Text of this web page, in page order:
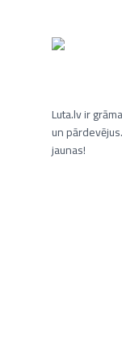
Luta.lv ir
un
jaunas!